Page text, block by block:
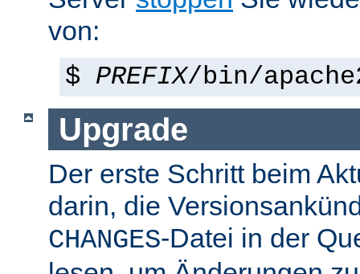
von:
$ PREFIX/bin/
Upgrade
Der erste Schritt beim
darin, die
CHANGES-Datei in der